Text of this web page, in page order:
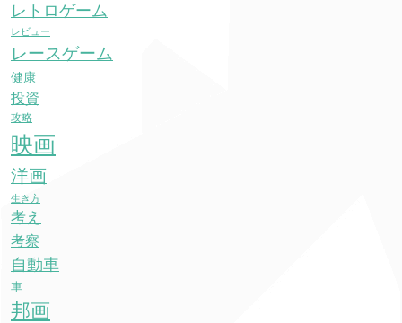
レトロゲーム
レビュー
レースゲーム
健康
投資
攻略
映画
洋画
生き方
考え
考察
自動車
車
邦画